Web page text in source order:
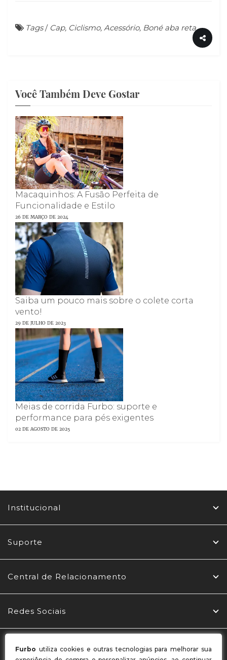
Furbo utiliza cookies e outras tecnologias para melhorar sua
Tags/ Cap, Ciclismo, Acessório, Boné aba reta
Você Também Deve Gostar
Macaquinhos: A Fusão Perfeita de
Funcionalidade e Estilo
26 DE MARÇO DE 2024
Saiba um pouco mais sobre o colete corta
vento!
29 DE JULHO DE 2023
Meias de corrida Furbo: suporte e
performance para pés exigentes
02 DE AGOSTO DE 2025
Institucional
Suporte
Central de Relacionamento
Redes Sociais
Formas de Pagamento